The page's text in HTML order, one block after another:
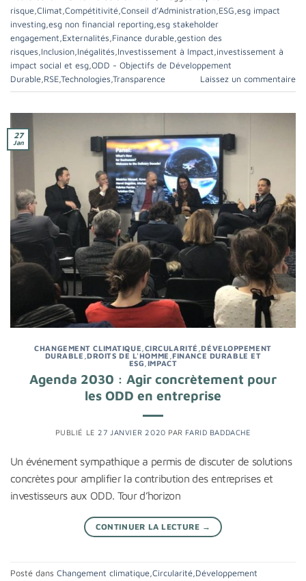
risque Climat Compétitivité Conseil d’Administration ESG esg impact
investing esg non financial reporting esg stakeholder
engagement Externalités Finance durable gestion des
risques Inclusion Inégalités Investissement à Impact investissement à
impact social et esg ODD - Objectifs de Développement
Durable RSE Technologies Transparence Laissez un commentaire
27
Jan
CHANGEMENT CLIMATIQUE CIRCULARITÉ ,DÉVELOPPEMENT
DURABLE ,DROITS DE L'HOMME ,FINANCE DURABLE ET
ESG IMPACT
Agenda 2030 : Agir concrètement pour
les ODD en entreprise
PUBLIÉ LE 27 JANVIER 2020 PAR FARID BADDACHE
Un événement sympathique a permis de discuter de solutions
concrètes pour amplifier la contribution des entreprises et
investisseurs aux ODD. Tour d’horizon
CONTINUER LA LECTURE →
Posté dans Changement climatique,Circularité,Développement